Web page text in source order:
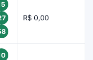
R$ 0,00